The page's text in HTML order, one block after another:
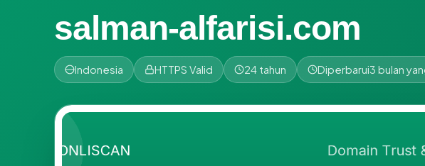
salman-alfarisi.com
Indonesia HTTPS Valid 24 tahun Diperbarui3 bulan